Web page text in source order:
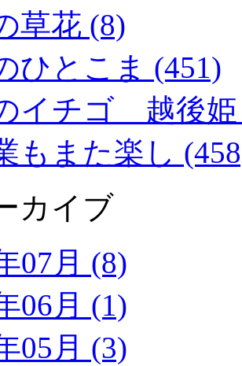
草花 (8)
ひとこま (451)
イチゴ 越後姫
もまた楽し
カイブ
07月 (8)
06月 (1)
05月 (3)